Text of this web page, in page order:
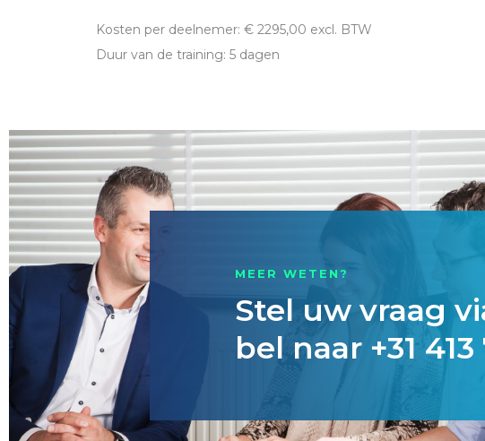
Kosten per deelnemer: € 2295,00 excl. BTW
Duur van de training: 5 dagen
MEER WETEN?
Stel uw vraag
bel naar +31